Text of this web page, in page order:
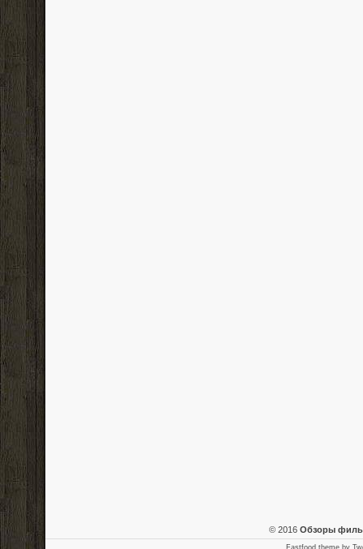
© 2016 Обзоры
Fastfood theme by